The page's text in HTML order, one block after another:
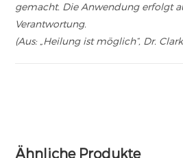
gemacht. Die Anwendung erfolgt
Verantwortung.
(Aus: „Heilung ist möglich“, Dr.
Ähnliche Produkte